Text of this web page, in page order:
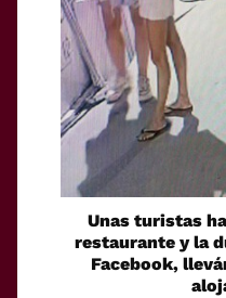
Unas turistas
restaurante y la
Facebook,